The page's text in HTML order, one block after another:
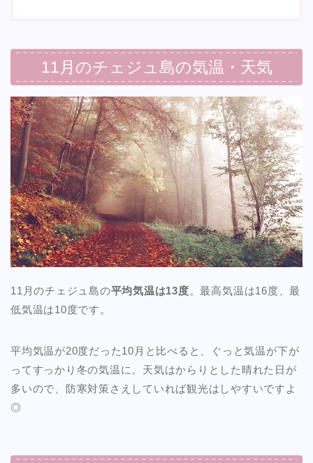
11月のチェジュ島の気温・天気
11月のチェジュ島の平均気温は13度。最高気温は16度、最
低気温は10度です。
平均気温が20度だった10月と比べると、ぐっと気温が下が
ってすっかり冬の気温に。天気はからりとした晴れた日が
多いので、防寒対策さえしていれば観光はしやすいですよ
◎